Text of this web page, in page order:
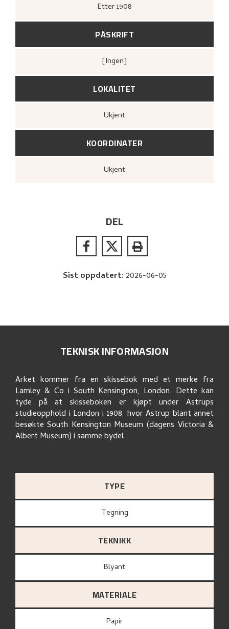
Etter1908
PÅSKRIFT
[ingen]
LOKALITET
Ukjent
KOORDINATER
Ukjent
DEL
Sist oppdatert: 2026-06-05
TEKNISK INFORMASJON
TYPE
Tegning
TEKNIKK
Blyant
MATERIALE
papir
Arket kommer fra en skissebok med et merke fra
Lamley & Co i South Kensington, London. Dette kan
tyde på at skisseboken er kjøpt under Astrups
studieopphold i London i 1908, hvor Astrup blant annet
besøkte South Kensington Museum (dagens Victoria &
Albert Museum) i samme bydel.